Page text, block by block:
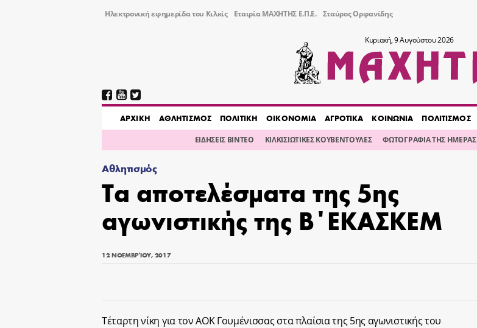
Ηλεκτρονική εφημερίδα του Κιλκίς Εταιρία ΜΑΧΗΤΗΣ Ε.Π.Ε. Σταύρος Ορφανίδης
Κυριακή, 9 Αυγούστου 2026
AΡΧΙΚΗ ΑΘΛΗΤΙΣΜΟΣ ΠΟΛΙΤΙΚΗ ΟΙΚΟΝΟΜΙΑ ΑΓΡΟΤΙΚΑ ΚΟΙΝΩΝΙΑ ΠΟΛΙΤΙΣΜΟΣ
ΕΙΔΗΣΕΙΣ ΒΙΝΤΕΟ ΚΙΛΚΙΣΙΩΤΙΚΕΣ ΚΟΥΒΕΝΤΟΥΛΕΣ ΦΩΤΟΓΡΑΦΙΑ ΤΗΣ ΗΜΕΡΑΣ
Αθλητισμός
Τα αποτελέσματα της 5ης
αγωνιστικής της Β΄ΕΚΑΣΚΕΜ
12 ΝΟΕΜΒΡΊΟΥ, 2017
Τέταρτη νίκη για τον ΑΟΚ Γουμένισσας στα πλαίσια της 5ης αγωνιστικής του